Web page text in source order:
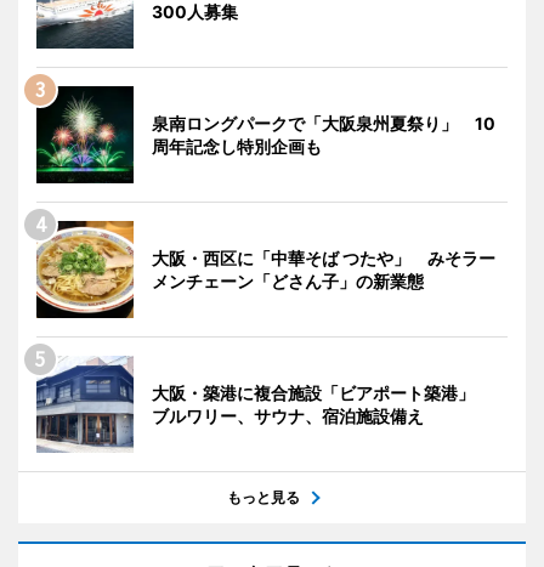
300人募集
泉南ロングパークで「大阪泉州夏祭り」 10
周年記念し特別企画も
大阪・西区に「中華そば つたや」 みそラー
メンチェーン「どさん子」の新業態
大阪・築港に複合施設「ビアポート築港」
ブルワリー、サウナ、宿泊施設備え
もっと見る